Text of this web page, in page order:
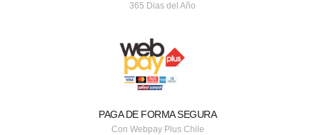
365 Dias del Año
PAGA DE FORMA SEGURA
Con Webpay Plus Chile